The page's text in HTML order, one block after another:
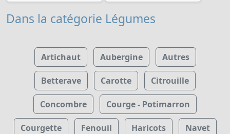
Dans la catégorie Légumes
Artichaut Aubergine Autres
Betterave Carotte Citrouille
Concombre Courge - Potimarron
Courgette Fenouil Haricots Navet